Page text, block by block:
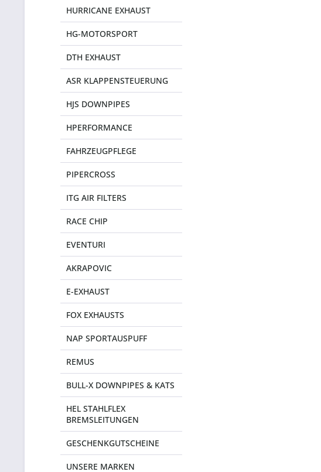
HURRICANE EXHAUST
HG-MOTORSPORT
DTH EXHAUST
ASR KLAPPENSTEUERUNG
HJS DOWNPIPES
HPERFORMANCE
FAHRZEUGPFLEGE
PIPERCROSS
ITG AIR FILTERS
RACE CHIP
EVENTURI
AKRAPOVIC
E-EXHAUST
FOX EXHAUSTS
NAP SPORTAUSPUFF
REMUS
BULL-X DOWNPIPES & KATS
HEL STAHLFLEX
BREMSLEITUNGEN
GESCHENKGUTSCHEINE
UNSERE MARKEN